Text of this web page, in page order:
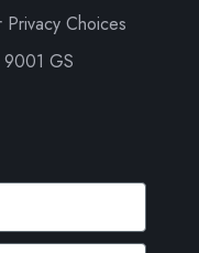
Privacy Choices
9001 GS